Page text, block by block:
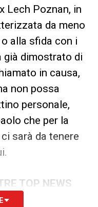
Lech Poznan, in
da meno
alla sfida con i
già dimostrato di
in causa,
non possa
personale,
che per la
sarà da tenere
TOP NEWS